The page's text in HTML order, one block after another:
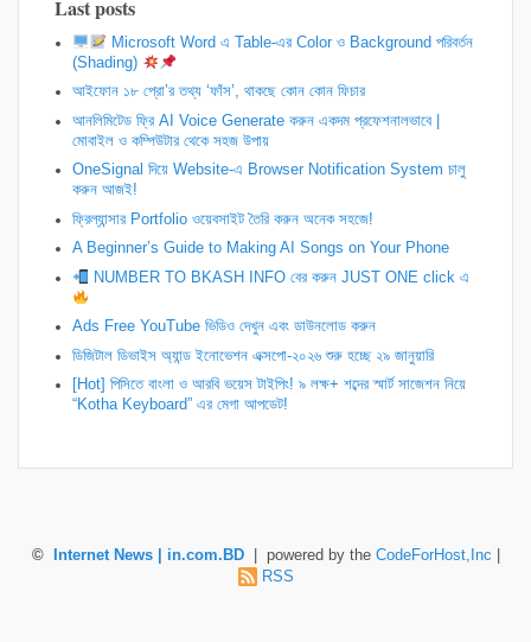
Last posts
Microsoft Word এ Table-এর Color ও Background পরিবর্তন
(Shading)
আইফোন ১৮ প্রো’র তথ্য ‘ফাঁস’, থাকছে কোন কোন ফিচার
আনলিমিটেড ফ্রি AI Voice Generate করুন একদম প্রফেশনালভাবে |
মোবাইল ও কম্পিউটার থেকে সহজ উপায়
OneSignal দিয়ে Website-এ Browser Notification System চালু
করুন আজই!
ফ্রিল্যান্সার Portfolio ওয়েবসাইট তৈরি করুন অনেক সহজে!
A Beginner’s Guide to Making AI Songs on Your Phone
NUMBER TO BKASH INFO বের করুন JUST ONE click এ
Ads Free YouTube ভিডিও দেখুন এবং ডাউনলোড করুন
ডিজিটাল ডিভাইস অ্যান্ড ইনোভেশন এক্সপো-২০২৬ শুরু হচ্ছে ২৯ জানুয়ারি
[Hot] পিসিতে বাংলা ও আরবি ভয়েস টাইপিং! ৯ লক্ষ+ শব্দের স্মার্ট সাজেশন নিয়ে
“Kotha Keyboard” এর মেগা আপডেট!
© Internet News | in.com.BD| powered by the CodeForHost,Inc
RSS